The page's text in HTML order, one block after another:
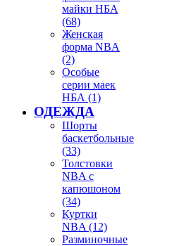
майки НБА
(68)
Женская
форма NBA
(2)
Особые
серии маек
НБА (1)
ОДЕЖДА
Шорты
баскетбольные
(33)
Толстовки
NBA с
капюшоном
(34)
Куртки
NBA (12)
Разминочные